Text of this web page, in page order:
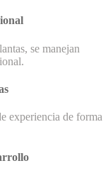
se manejan
experiencia de forma